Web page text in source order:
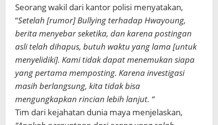
Seorang wakil dari kantor polisi menyatakan,
“Setelah [rumor] Bullying terhadap Hwayoung,
berita menyebar seketika, dan karena postingan
asli telah dihapus, butuh waktu yang lama [untuk
menyelidiki]. Kami tidak dapat menemukan siapa
yang pertama memposting. Karena investigasi
masih berlangsung, kita tidak bisa
mengungkapkan rincian lebih lanjut. “
Tim dari kejahatan dunia maya menjelaskan,